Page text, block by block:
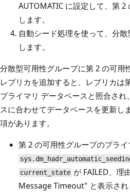
AUTOMATIC に設定して、第
します。
自動シード処理を使って、分
します。
分散型可用性グループに第 2 の可用
レプリカを追加すると、レプリカは
プライマリ データベースと照合さ
スに合わせてデータベースを更新し
項があります。
第 2 の可用性グループのプラ
current_state が FAILED、理
Message Timeout" と表示され